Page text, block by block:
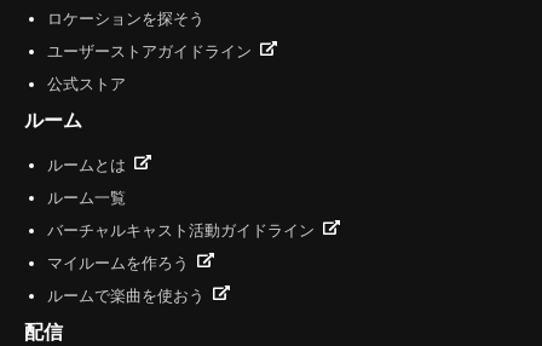
ロケーションを探そう
ユーザーストアガイドライン
公式ストア
ルーム
ルームとは
ルーム一覧
バーチャルキャスト活動ガイドライン
マイルームを作ろう
ルームで楽曲を使おう
配信